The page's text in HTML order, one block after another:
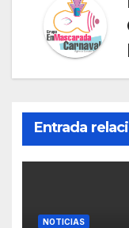
t
Entrada
NOTICIAS